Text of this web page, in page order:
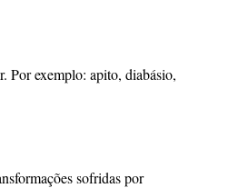
Por exemplo: apito, diabásio,
sofridas por